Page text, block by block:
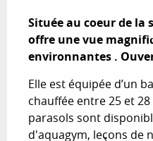
Située au coeur de la
offre une vue
environnantes .
Elle est équipée d’un
chauffée entre 25 et
parasols sont
d'aquagym, leçons de